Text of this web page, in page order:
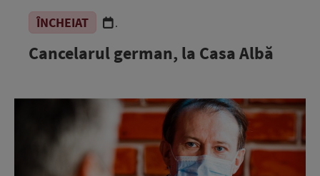
ÎNCHEIAT .
Cancelarul german, la Casa Albă